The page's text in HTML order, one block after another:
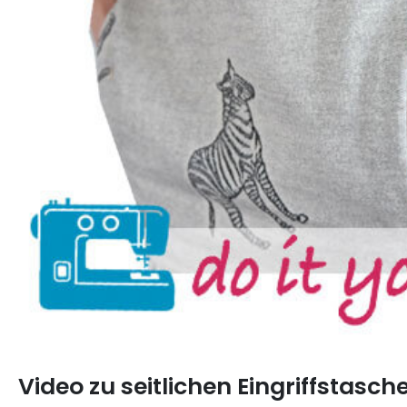
Video zu seitlichen